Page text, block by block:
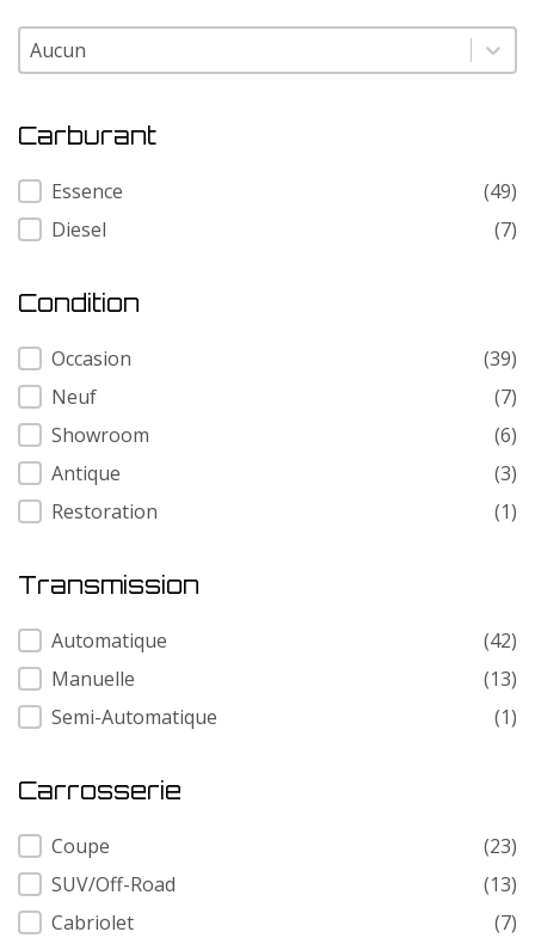
Modele
Modele
Carburant
Carburant
Essence
(49)
Diesel
(7)
Condition
Condition
Occasion
(39)
Neuf
(7)
Showroom
(6)
Antique
(3)
Restoration
(1)
Transmission
Transmission
Automatique
(42)
Manuelle
(13)
Semi-Automatique
(1)
Carrosserie
Carrosserie
Coupe
(23)
SUV/Off-Road
(13)
Cabriolet
(7)